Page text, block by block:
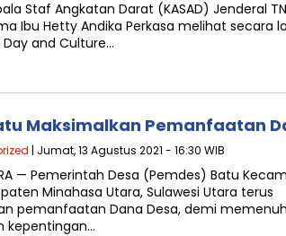
Staf Angkatan Darat (KASAD) Jenderal
Ibu Hetty Andika Perkasa melihat secara
and Culture…
Maksimalkan Pemanfaatan
| Jumat, 13 Agustus 2021 - 16:30 WIB
— Pemerintah Desa (Pemdes) Batu
Minahasa Utara, Sulawesi Utara terus
pemanfaatan Dana Desa, demi
kepentingan…